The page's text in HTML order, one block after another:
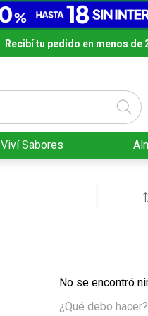
Recibí tu pedido en menos de
Viví Sabores
No se encontró
¿Qué debo hacer?